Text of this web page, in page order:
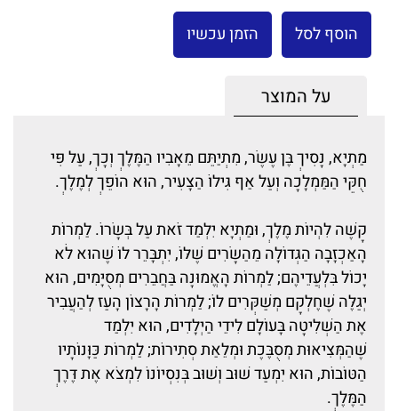
הוסף לסל הזמן עכשיו
על המוצר
מַתְיָא, נָסִיךְ בֶּן עֶשֶׂר, מִתְיַתֵּם מֵאָבִיו הַמֶּלֶךְ וְכָךְ, עַל פִּי
חֻקֵּי הַמַּמְלָכָה וְעַל אַף גִּילוֹ הַצָּעִיר, הוּא הוֹפֵךְ לְמֶלֶךְ.
קָשֶׁה לִהְיוֹת מֶלֶךְ, וּמַתְיָא יִלְמַד זֹאת עַל בְּשָׂרוֹ. לַמְרוֹת
הָאַכְזָבָה הַגְּדוֹלָה מֵהַשָּׂרִים שֶׁלּוֹ, יִתְבָּרֵר לוֹ שֶׁהוּא לֹא
יָכוֹל בִּלְעֲדֵיהֶם; לַמְרוֹת הָאֱמוּנָה בַּחֲבֵרִים מְסֻיָּמִים, הוּא
יְגַלֶּה שֶׁחֶלְקָם מְשַׁקְּרִים לוֹ; לַמְרוֹת הָרָצוֹן הָעַז לְהַעֲבִיר
אֶת הַשְּׁלִיטָה בָּעוֹלָם לִידֵי הַיְלָדִים, הוּא יִלְמַד
שֶׁהַמְּצִיאוּת מְסֻבֶּכֶת וּמְלֵאַת סְתִירוֹת; לַמְרוֹת כַּוָּנוֹתָיו
הַטּוֹבוֹת, הוּא יִמְעַד שׁוּב וְשׁוּב בְּנִסְיוֹנוֹ לִמְצֹא אֶת דֶּרֶךְ
הַמֶּלֶךְ.